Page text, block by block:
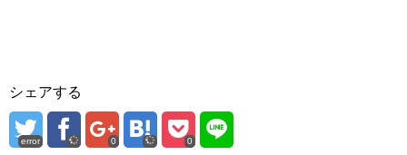
シェアする
error 0 0